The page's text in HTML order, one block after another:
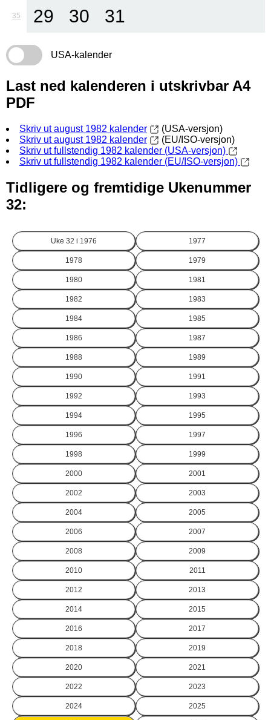
35 29 30 31
USA-kalender
Last ned kalenderen i utskrivbar A4
PDF
Skriv ut august 1982 kalender
(USA-versjon)
Skriv ut august 1982 kalender
(EU/ISO-versjon)
Skriv ut fullstendig 1982 kalender (USA-versjon)
Skriv ut fullstendig 1982 kalender (EU/ISO-versjon)
Tidligere og fremtidige Ukenummer
32:
Uke 32 i 1976 1977
1978 1979
1980 1981
1982 1983
1984 1985
1986 1987
1988 1989
1990 1991
1992 1993
1994 1995
1996 1997
1998 1999
2000 2001
2002 2003
2004 2005
2006 2007
2008 2009
2010 2011
2012 2013
2014 2015
2016 2017
2018 2019
2020 2021
2022 2023
2024 2025